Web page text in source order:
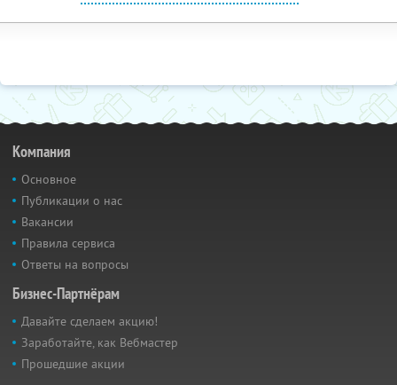
Компания
Основное
Публикации о нас
Вакансии
Правила сервиса
Ответы на вопросы
Бизнес-Партнёрам
Давайте сделаем акцию!
Заработайте, как Вебмастер
Прошедшие акции